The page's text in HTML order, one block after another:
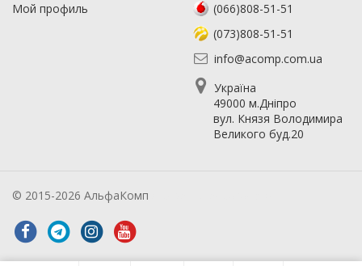
Мой профиль
(066)808-51-51
(073)808-51-51
info@acomp.com.ua
Україна
49000 м.Дніпро
вул. Князя Володимира
Великого буд.20
© 2015-2026 АльфаКомп